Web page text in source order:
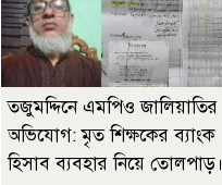
তজুমদ্দিনে এমপিও জালিয়াতির
অভিযোগ: মৃত শিক্ষকের ব্যাংক
হিসাব ব্যবহার নিয়ে তোলপাড়।